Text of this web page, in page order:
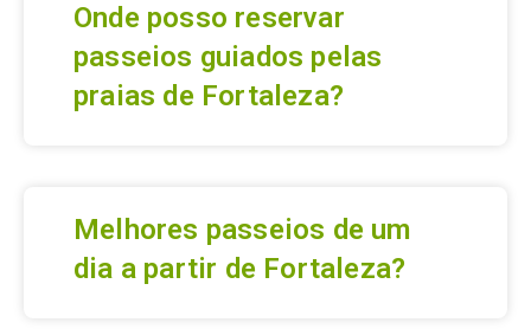
Onde posso reservar
passeios guiados pelas
praias de Fortaleza?
Melhores passeios de um
dia a partir de Fortaleza?